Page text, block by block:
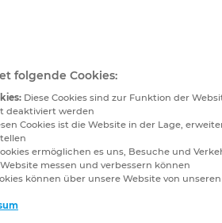
digitale
mit seinen
effizient voran.
folgende Cookies:
Diese Cookies sind zur Funktion der
deaktiviert werden
Cookies ist die Website in der Lage,
ermöglichen es uns, Besuche und
messen und verbessern können
können über unsere Website von